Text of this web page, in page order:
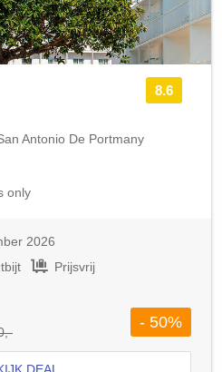
8.6
Antonio De Portmany
only
2026
Prijsvrij
- 50%
DEAL